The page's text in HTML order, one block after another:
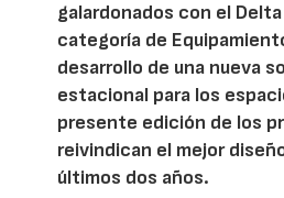
galardonados con el
categoría de
desarrollo de una nueva
estacional para los
presente edición de los
reivindican el mejor
últimos dos años.